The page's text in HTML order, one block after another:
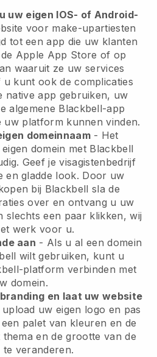
uw eigen IOS- of Android-
voor make-upartiesten
tot een app die uw klanten
Apple App Store of op
waaruit ze uw services
kunt ook de complicaties
native app gebruiken, uw
algemene Blackbell-app
uw platform kunnen vinden.
domeinnaam- Het
domein met Blackbell
Geef je visagistenbedrijf
en gladde look. Door uw
bij Blackbell sla de
over en ontvang u uw
slechts een paar klikken, wij
werk voor u.
aan - Als u al een domein
wilt gebruiken, kunt u
platform verbinden met
domein.
en laat uw website
uw eigen logo en pas
palet van kleuren en de
en de grootte van de
te veranderen.